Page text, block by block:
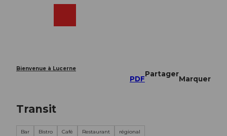
Bienvenue à Lucerne
PDF
Partager
Marquer
Transit
Bar Bistro Café Restaurant régional